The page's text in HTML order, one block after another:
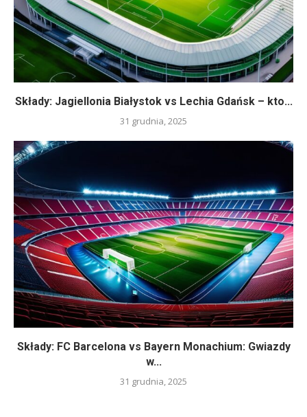
Składy: Jagiellonia Białystok vs Lechia Gdańsk – kto...
31 grudnia, 2025
Składy: FC Barcelona vs Bayern Monachium: Gwiazdy
w...
31 grudnia, 2025